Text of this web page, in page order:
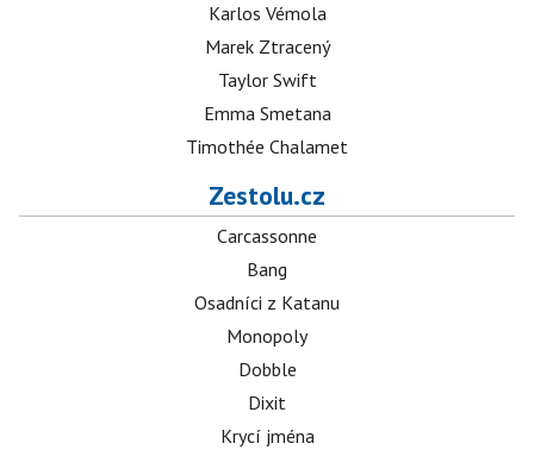
Karlos Vémola
Marek Ztracený
Taylor Swift
Emma Smetana
Timothée Chalamet
Zestolu.cz
Carcassonne
Bang
Osadníci z Katanu
Monopoly
Dobble
Dixit
Krycí jména